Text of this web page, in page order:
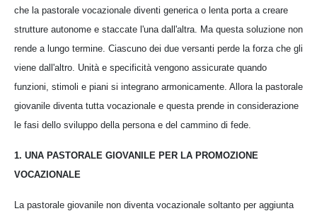
che la pastorale vocazionale diventi generica o lenta porta a creare
strutture autonome e staccate l'una dall'altra. Ma questa soluzione non
rende a lungo termine. Ciascuno dei due versanti perde la forza che gli
viene dall'altro. Unità e specificità vengono assicurate quando
funzioni, stimoli e piani si integrano armonicamente. Allora la pastorale
giovanile diventa tutta vocazionale e questa prende in considerazione
le fasi dello sviluppo della persona e del cammino di fede.
1. UNA PASTORALE GIOVANILE PER LA PROMOZIONE
VOCAZIONALE
La pastorale giovanile non diventa vocazionale soltanto per aggiunta